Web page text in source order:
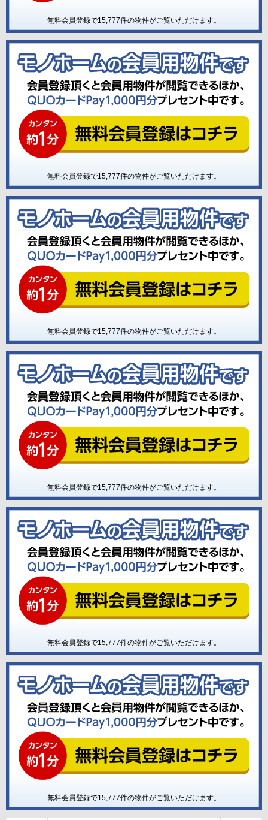
無料会員登録で15,777件の物件がご覧いただけます。
無料会員登録で15,777件の物件がご覧いただけます。
無料会員登録で15,777件の物件がご覧いただけます。
無料会員登録で15,777件の物件がご覧いただけます。
無料会員登録で15,777件の物件がご覧いただけます。
無料会員登録で15,777件の物件がご覧いただけます。